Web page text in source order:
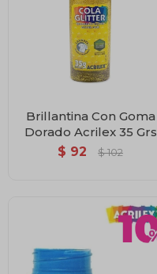
Brillantina Con Goma
Dorado Acrilex 35 Grs
$ 92 $ 102